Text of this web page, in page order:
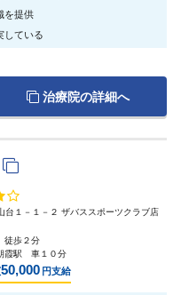
を提供
している
治療院の詳細へ
台１－１－２ ザバススポーツクラブ店
歩２分
霞駅 車１０分
円支給